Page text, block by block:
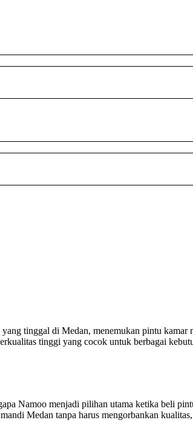
tinggal di Medan, menemukan pintu kamar
tinggi yang cocok untuk berbagai
Namoo menjadi pilihan utama ketika beli
Medan tanpa harus mengorbankan